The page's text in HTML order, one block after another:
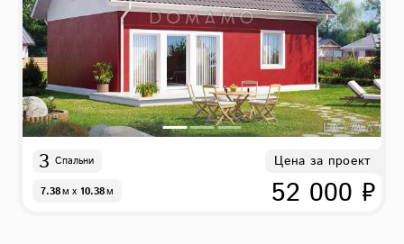
3 Спальни
7.38м x 10.38м
Цена за проект
52 000 ₽